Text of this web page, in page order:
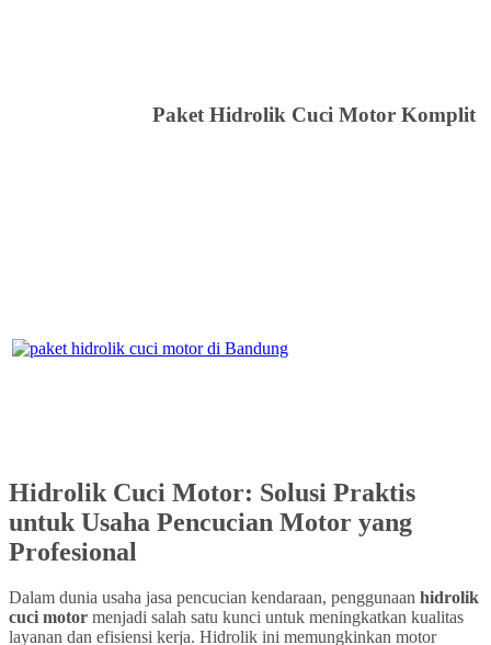
Paket Hidrolik Cuci Motor Komplit
Hidrolik Cuci Motor: Solusi Praktis
untuk Usaha Pencucian Motor yang
Profesional
Dalam dunia usaha jasa pencucian kendaraan, penggunaan hidrolik
cuci motor menjadi salah satu kunci untuk meningkatkan kualitas
layanan dan efisiensi kerja. Hidrolik ini memungkinkan motor